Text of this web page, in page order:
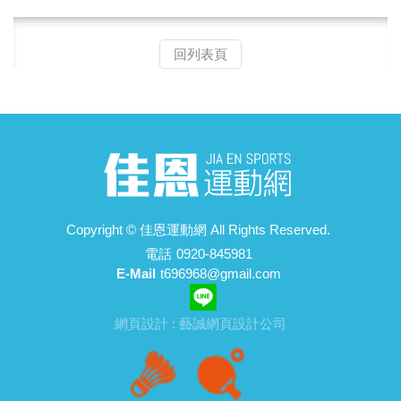
回列表頁
Copyright © 佳恩運動網 All Rights Reserved.
電話 0920-845981
E-Mail t696968@gmail.com
網頁設計 : 藝誠網頁設計公司